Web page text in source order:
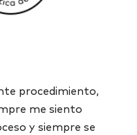
me ayudaron con
durante toda la
procedimiento,
me siento
y siempre se